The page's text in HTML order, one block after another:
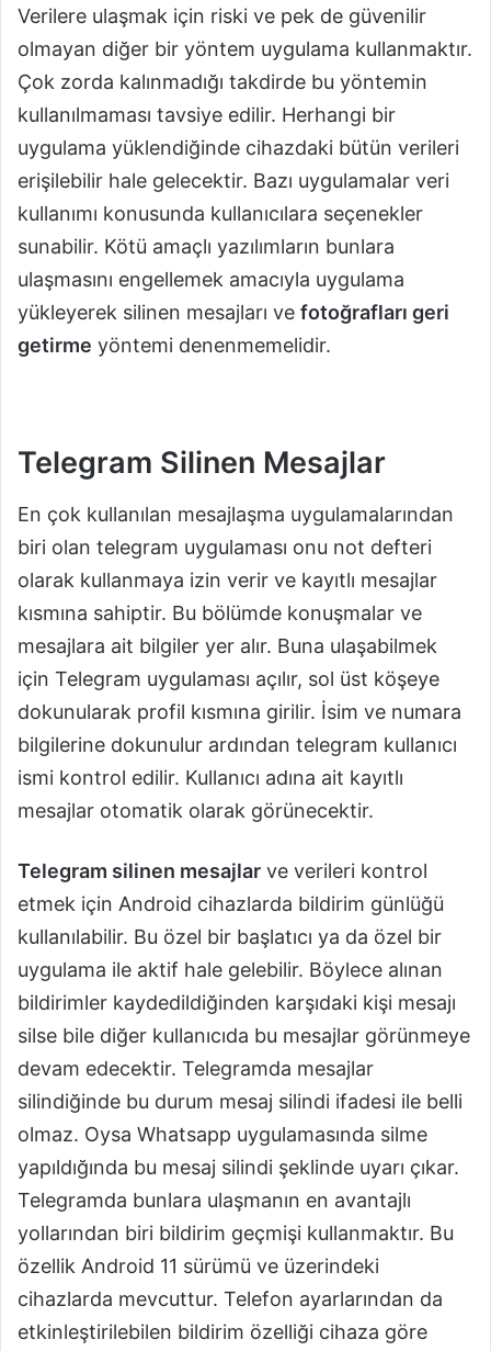
Verilere ulaşmak için riski ve pek de güvenilir
olmayan diğer bir yöntem uygulama kullanmaktır.
Çok zorda kalınmadığı takdirde bu yöntemin
kullanılmaması tavsiye edilir. Herhangi bir
uygulama yüklendiğinde cihazdaki bütün verileri
erişilebilir hale gelecektir. Bazı uygulamalar veri
kullanımı konusunda kullanıcılara seçenekler
sunabilir. Kötü amaçlı yazılımların bunlara
ulaşmasını engellemek amacıyla uygulama
yükleyerek silinen mesajları ve fotoğrafları geri
getirme yöntemi denenmemelidir.
Telegram Silinen Mesajlar
En çok kullanılan mesajlaşma uygulamalarından
biri olan telegram uygulaması onu not defteri
olarak kullanmaya izin verir ve kayıtlı mesajlar
kısmına sahiptir. Bu bölümde konuşmalar ve
mesajlara ait bilgiler yer alır. Buna ulaşabilmek
için Telegram uygulaması açılır, sol üst köşeye
dokunularak profil kısmına girilir. İsim ve numara
bilgilerine dokunulur ardından telegram kullanıcı
ismi kontrol edilir. Kullanıcı adına ait kayıtlı
mesajlar otomatik olarak görünecektir.
Telegram silinen mesajlar ve verileri kontrol
etmek için Android cihazlarda bildirim günlüğü
kullanılabilir. Bu özel bir başlatıcı ya da özel bir
uygulama ile aktif hale gelebilir. Böylece alınan
bildirimler kaydedildiğinden karşıdaki kişi mesajı
silse bile diğer kullanıcıda bu mesajlar görünmeye
devam edecektir. Telegramda mesajlar
silindiğinde bu durum mesaj silindi ifadesi ile belli
olmaz. Oysa Whatsapp uygulamasında silme
yapıldığında bu mesaj silindi şeklinde uyarı çıkar.
Telegramda bunlara ulaşmanın en avantajlı
yollarından biri bildirim geçmişi kullanmaktır. Bu
özellik Android 11 sürümü ve üzerindeki
cihazlarda mevcuttur. Telefon ayarlarından da
etkinleştirilebilen bildirim özelliği cihaza göre